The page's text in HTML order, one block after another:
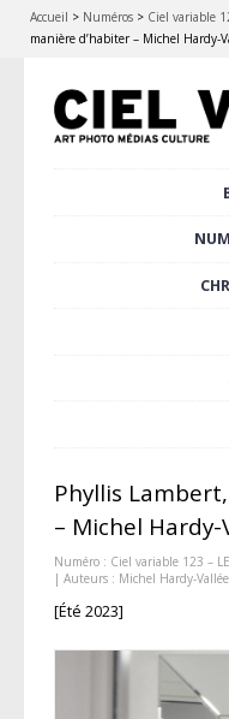
Accueil > Numéros > Ciel variable
manière d’habiter – Michel Hardy-
Phyllis
– Michel Hardy-
Numéro : Ciel variable 123 –
| Auteurs : Michel Hardy-Vallée
[Été 2023]